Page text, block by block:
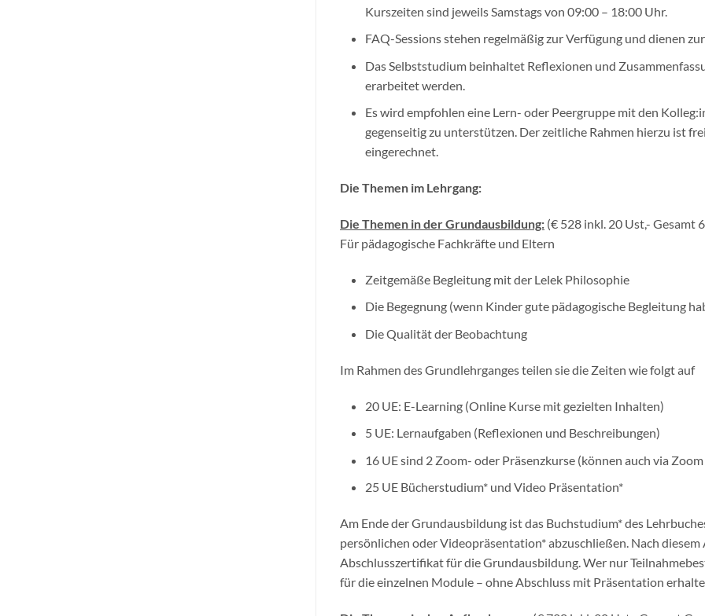
Kurszeiten sind jeweils Samstags von 09:00 – 18:00 Uhr.
FAQ-Sessions stehen regelmäßig zur Verfügung und dienen
Das Selbststudium beinhaltet Reflexionen und
erarbeitet werden.
Es wird empfohlen eine Lern- oder Peergruppe mit den
gegenseitig zu unterstützen. Der zeitliche Rahmen hierzu ist
eingerechnet.
Die Themen im Lehrgang:
Die Themen in der Grundausbildung: (€ 528 inkl. 20 Ust,- Gesamt
Für pädagogische Fachkräfte und Eltern
Zeitgemäße Begleitung mit der Lelek Philosophie
Die Begegnung (wenn Kinder gute pädagogische Begleitung
Die Qualität der Beobachtung
Im Rahmen des Grundlehrganges teilen sie die Zeiten wie folgt auf
20 UE: E-Learning (Online Kurse mit gezielten Inhalten)
5 UE: Lernaufgaben (Reflexionen und Beschreibungen)
16 UE sind 2 Zoom- oder Präsenzkurse (können auch via
25 UE Bücherstudium* und Video Präsentation*
Am Ende der Grundausbildung ist das Buchstudium* des
persönlichen oder Videopräsentation* abzuschließen. Nach
Abschlusszertifikat für die Grundausbildung. Wer nur
für die einzelnen Module – ohne Abschluss mit Präsentation